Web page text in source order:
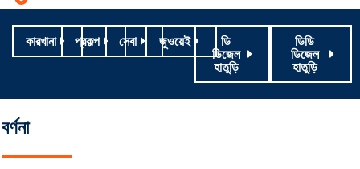
কারখানা প্রকল্প সেবা জুওয়েই ডি
ডিজেল
হাতুড়ি
ডিডি
ডিজেল
হাতুড়ি
বর্ণনা